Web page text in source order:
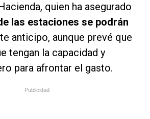
quien ha asegurado
las estaciones se podrán
anticipo, aunque prevé que
tengan la capacidad y
para afrontar el gasto.
Publicidad